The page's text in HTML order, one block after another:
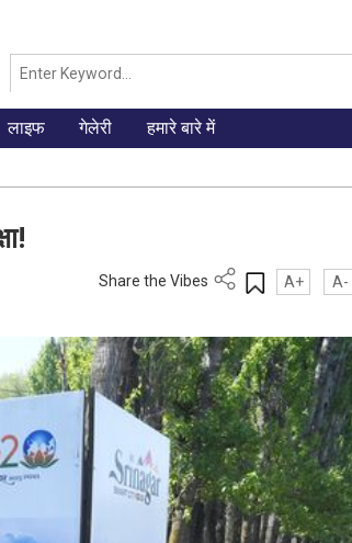
लाइफ गेलेरी हमारे बारे में
Share the Vibes A+ A-